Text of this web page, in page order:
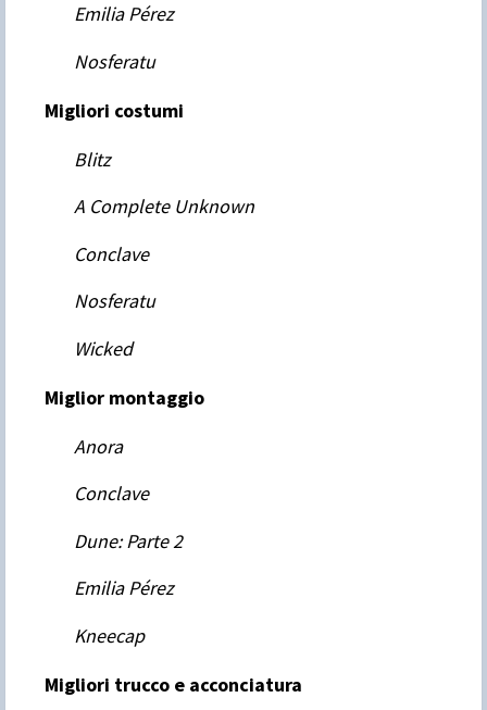
Emilia Pérez
Nosferatu
Migliori costumi
Blitz
A Complete Unknown
Conclave
Nosferatu
Wicked
Miglior montaggio
Anora
Conclave
Dune: Parte 2
Emilia Pérez
Kneecap
Migliori trucco e acconciatura